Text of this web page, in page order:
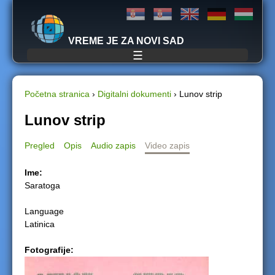
Jump to navigation
VREME JE ZA NOVI SAD
☰
Y
o
a
r
Početna stranica › Digitalni dokumenti › Lunov strip
Lunov strip
Pregled Opis Audio zapis Video zapis
Ime:
Saratoga
Language
Latinica
Fotografije: